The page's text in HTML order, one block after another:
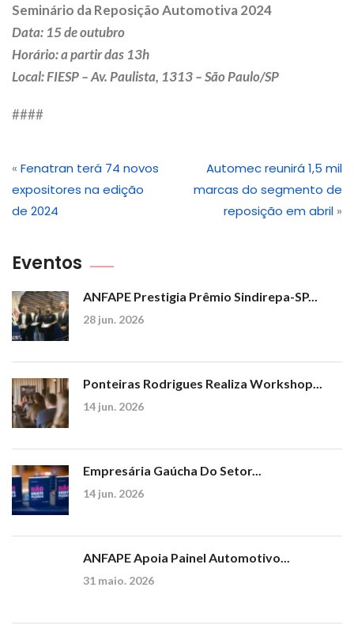
Seminário da Reposição Automotiva 2024
Data: 15 de outubro
Horário: a partir das 13h
Local: FIESP – Av. Paulista, 1313 – São Paulo/SP
####
« Fenatran terá 74 novos
expositores na edição
de 2024
Automec reunirá 1,5 mil
marcas do segmento de
reposição em abril »
Eventos
ANFAPE Prestigia Prêmio Sindirepa-SP...
28 jun. 2026
Ponteiras Rodrigues Realiza Workshop...
14 jun. 2026
Empresária Gaúcha Do Setor...
14 jun. 2026
ANFAPE Apoia Painel Automotivo...
31 maio. 2026